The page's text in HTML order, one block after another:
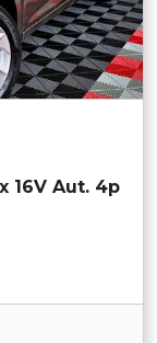
16V Aut. 4p